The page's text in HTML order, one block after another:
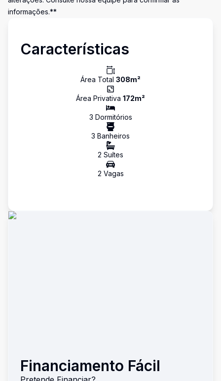
informações.**
Características
Área Total 308m²
Área Privativa 172m²
3 Dormitórios
3 Banheiros
2 Suítes
2 Vagas
Financiamento Fácil